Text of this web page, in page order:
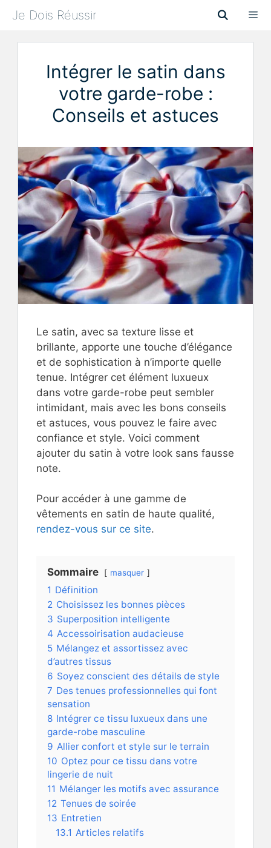
Je Dois Réussir
Menu
Intégrer le satin dans
votre garde-robe :
Conseils et astuces
Le satin, avec sa texture lisse et
brillante, apporte une touche d’élégance
et de sophistication à n’importe quelle
tenue. Intégrer cet élément luxueux
dans votre garde-robe peut sembler
intimidant, mais avec les bons conseils
et astuces, vous pouvez le faire avec
confiance et style. Voici comment
ajouter du satin à votre look sans fausse
note.
Pour accéder à une gamme de
vêtements en satin de haute qualité,
rendez-vous sur ce site.
Sommaire masquer
1 Définition
2 Choisissez les bonnes pièces
3 Superposition intelligente
4 Accessoirisation audacieuse
5 Mélangez et assortissez avec
d’autres tissus
6 Soyez conscient des détails de style
7 Des tenues professionnelles qui font
sensation
8 Intégrer ce tissu luxueux dans une
garde-robe masculine
9 Allier confort et style sur le terrain
10 Optez pour ce tissu dans votre
lingerie de nuit
11 Mélanger les motifs avec assurance
12 Tenues de soirée
13 Entretien
13.1 Articles relatifs